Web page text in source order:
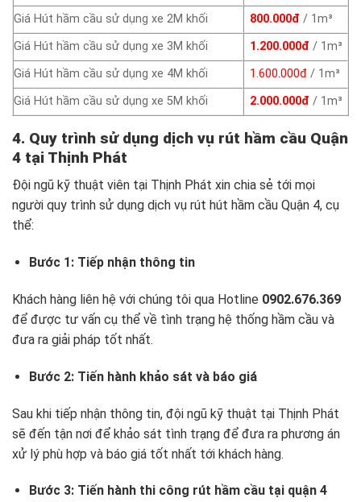
Giá Hút hầm cầu sử dụng xe 2M khối
800.000đ / 1m³
Giá Hút hầm cầu sử dụng xe 3M khối
1.200.000đ / 1m³
Giá Hút hầm cầu sử dụng xe 4M khối
1.600.000đ / 1m³
Giá Hút hầm cầu sử dụng xe 5M khối
2.000.000đ / 1m³
4. Quy trình sử dụng dịch vụ rút hầm cầu Quận
4 tại Thịnh Phát
Đội ngũ kỹ thuật viên tại Thịnh Phát xin chia sẻ tới mọi
người quy trình sử dụng dịch vụ rút hút hầm cầu Quận 4, cụ
thể:
Bước 1: Tiếp nhận thông tin
Khách hàng liên hệ với chúng tôi qua Hotline 0902.676.369
để được tư vấn cụ thể về tình trạng hệ thống hầm cầu và
đưa ra giải pháp tốt nhất.
Bước 2: Tiến hành khảo sát và báo giá
Sau khi tiếp nhận thông tin, đội ngũ kỹ thuật tại Thịnh Phát
sẽ đến tận nơi để khảo sát tình trạng để đưa ra phương án
xử lý phù hợp và báo giá tốt nhất tới khách hàng.
Bước 3: Tiến hành thi công rút hầm cầu tại quận 4